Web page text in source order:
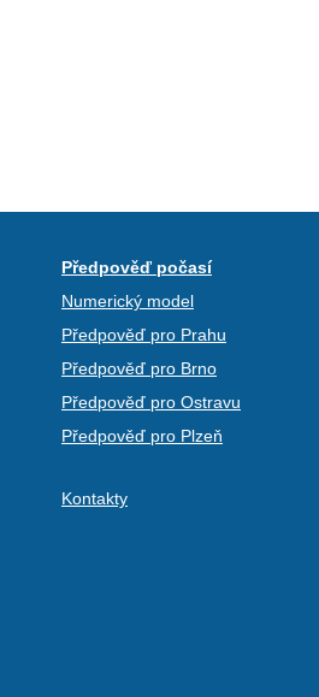
Předpověď počasí
Numerický model
Předpověď pro Prahu
Předpověď pro Brno
Předpověď pro Ostravu
Předpověď pro Plzeň
Kontakty